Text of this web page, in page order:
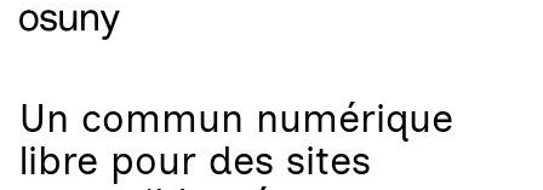
Un commun numérique
libre pour des sites